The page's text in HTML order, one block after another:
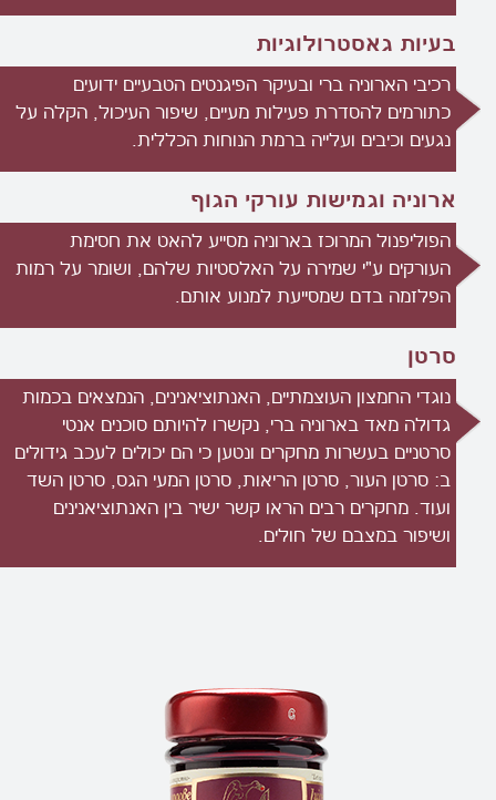
בעיות גאסטרולוגיות
רכיבי הארוניה ברי ובעיקר הפיגנטים הטבעיים ידועים
כתורמים להסדרת פעילות מעיים, שיפור העיכול, הקלה על
נגעים וכיבים ועלייה ברמת הנוחות הכללית.
ארוניה וגמישות עורקי הגוף
הפוליפנול המרוכז בארוניה מסייע להאט את חסימת
העורקים ע"י שמירה על האלסטיות שלהם, ושומר על רמות
הפלזמה בדם שמסייעת למנוע אותם.
סרטן
נוגדי החמצון העוצמתיים, האנתוציאנינים, הנמצאים בכמות
גדולה מאד בארוניה ברי, נקשרו להיותם סוכנים אנטי
סרטניים בעשרות מחקרים ונטען כי הם יכולים לעכב גידולים
ב: סרטן העור, סרטן הריאות, סרטן המעי הגס, סרטן השד
ועוד. מחקרים רבים הראו קשר ישיר בין האנתוציאנינים
ושיפור במצבם של חולים.